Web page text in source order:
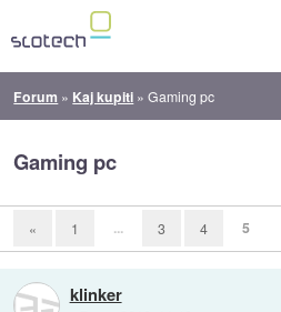
Forum » Kaj kupiti »Gaming pc
Gaming pc
« 1 ... 3 4 5
klinker